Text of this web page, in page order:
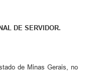
DE SERVIDOR.
de Minas Gerais, no